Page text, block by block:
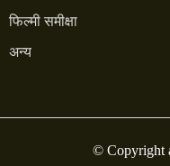
फिल्मी समीक्षा
अन्य
© Copyright